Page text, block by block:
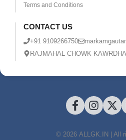
Terms and Conditions
CONTACT US
+91 9109266750
RAJMAHAL CHOWK KAWRDHA
© 2026 ALLGK.IN | All